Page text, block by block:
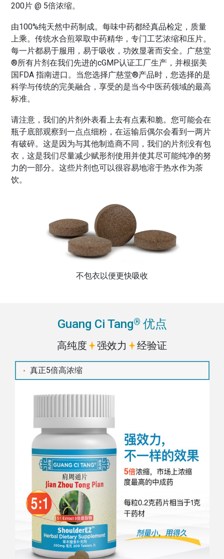
不包衣以便更快吸收
200片 @ 5倍浓缩。
由100%纯天然中药制成。每味中药都经真品检定，质量
上乘。传统水合煎翠取中药精华，专门工艺浓缩和压片。
每一片都易于服用，易于吸收，功效显著而安全。广慈堂
®所有片剂在我们先进的cGMP认证工厂生产，并根据美
国FDA 指南进口。当您选择广慈堂®产品时，您选择的是
科学与传统的完美融合，享受的是当今中医药领域的最高
标准。
请注意，我们的片剂外表看上去有点素和脆。您可能会在
瓶子底部观察到一点点细粉，在运输后偶尔会看到一两片
有破碎。这是因为与其他制造商不同，我们的片剂没有包
衣，这是我们尽量减少赋形剂使用并使其尽可能纯净的努
力的一部分。这些片剂也可以很容易地溶于热水作为茶
饮。
Guang Ci Tang® 优点
高纯度 强效力 经验证
真正5倍高浓缩